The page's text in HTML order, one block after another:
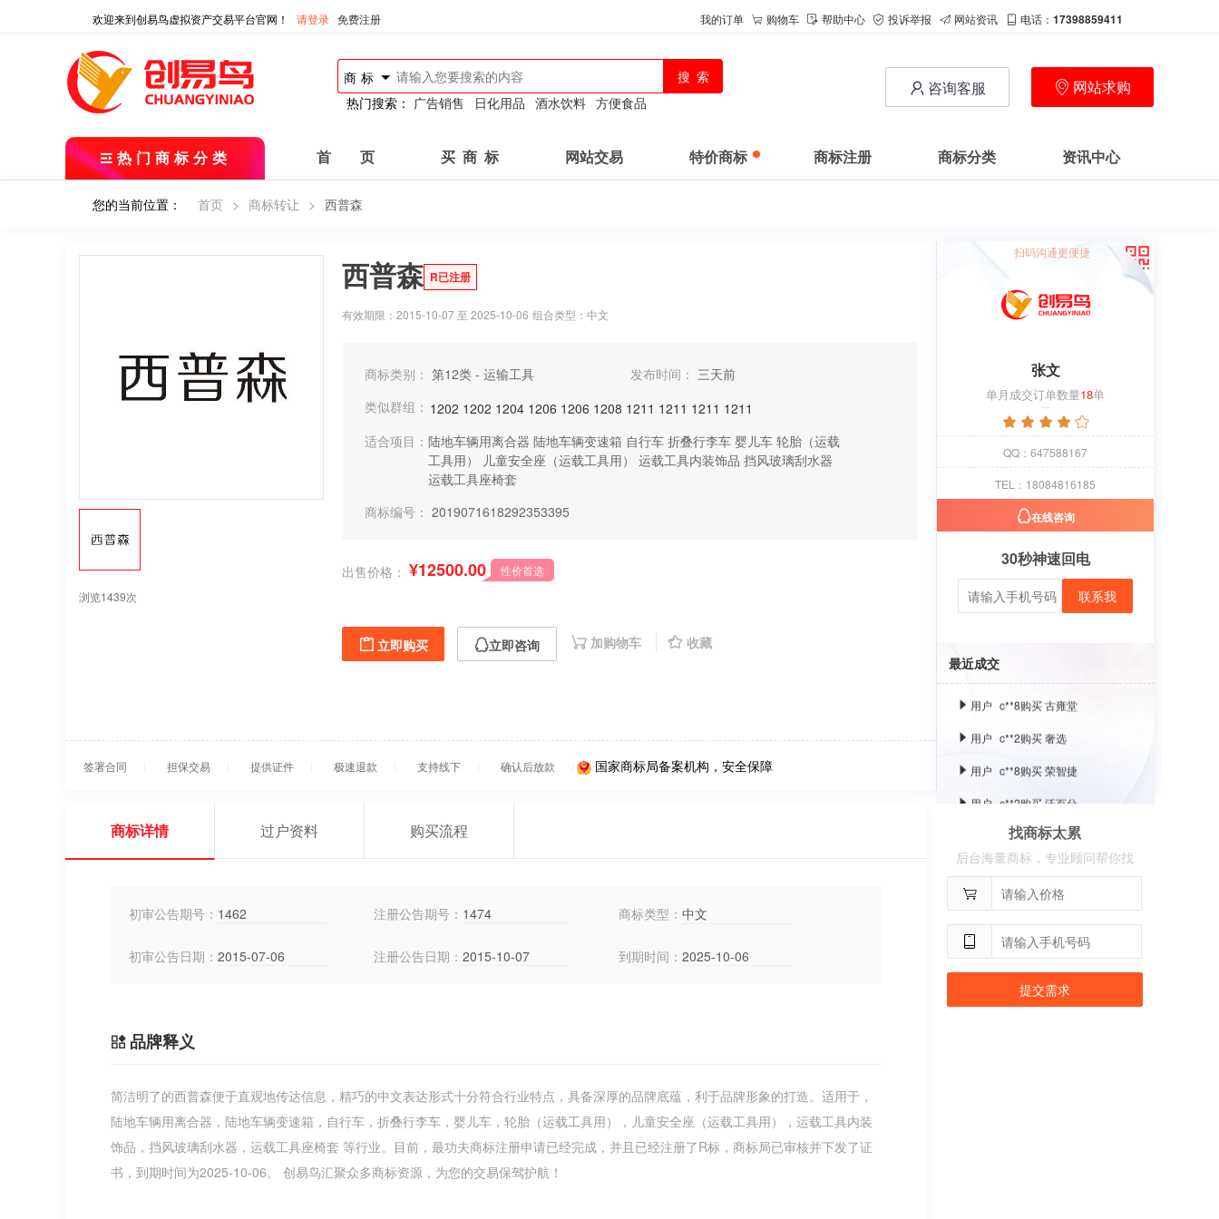
欢迎来到创易鸟虚拟资产交易平台官网！ 请登录 免费注册 我的订单 购物车 帮助中心 投诉举报 网站资讯 电话： 17398859411
商标
热门搜索： 广告销售 日化用品 酒水饮料 方便食品
咨询客服 网站求购
热门商标分类 首 页 买 商 标 网站交易 特价商标 商标注册 商标分类 资讯中心
您的当前位置： 首页 > 商标转让 > 西普森
浏览1439次
西普森 R已注册
有效期限：2015-10-07 至 2025-10-06 组合类型：中文
商标类别： 第12类 - 运输工具 发布时间： 三天前
类似群组： 1202 1202 1204 1206 1206 1208 1211 1211 1211 1211
适合项目： 陆地车辆用离合器 陆地车辆变速箱 自行车 折叠行李车 婴儿车 轮胎（运载
工具用）
儿童安全座（运载工具用） 运载工具内装饰品 挡风玻璃刮水器
运载工具座椅套
商标编号： 2019071618292353395
出售价格： ¥12500.00 性价首选
立即购买 立即咨询 加购物车 收藏
签署合同 担保交易 提供证件 极速退款 支持线下 确认后放款 国家商标局备案机构，安全保障
扫码沟通更便捷
张文
单月成交订单数量18单
QQ：647588167
TEL：18084816185
在线咨询
30秒神速回电
联系我
最近成交
c**8购买 古雍堂
用户 c**2购买 沃百分
用户
用户 c**2购买 奢选
用户 c**8购买 荣智捷
用户 c**2购买 沃百分
用户 c**1购买 萝卜
c**8购买 古雍堂
用户 c**2购买 奢选
用户 c**8购买 荣智捷
用户
商标详情 过户资料 购买流程
初审公告期号： 1462 注册公告期号： 1474 商标类型： 中文
初审公告日期： 2015-07-06 注册公告日期： 2015-10-07 到期时间： 2025-10-06
品牌释义
简洁明了的西普森便于直观地传达信息，精巧的中文表达形式十分符合行业特点，具备深厚的品牌底蕴，利于品牌形象的打造。适用于，
陆地车辆用离合器，陆地车辆变速箱，自行车，折叠行李车，婴儿车，轮胎（运载工具用），儿童安全座（运载工具用），运载工具内装
饰品，挡风玻璃刮水器，运载工具座椅套 等行业。目前，最功夫商标注册申请已经完成，并且已经注册了R标，商标局已审核并下发了证
书，到期时间为2025-10-06。 创易鸟汇聚众多商标资源，为您的交易保驾护航！
找商标太累
后台海量商标，专业顾问帮你找
提交需求